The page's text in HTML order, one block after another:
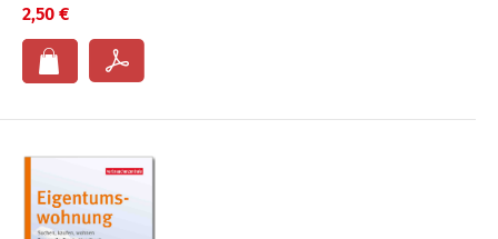
2,50 €